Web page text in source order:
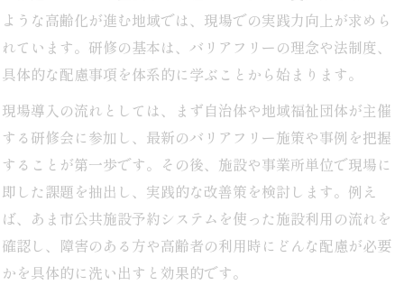
防災センターで学ぶバリアフリー対応力
地域福祉における研修の最新動向報告
地域福祉施策におけるバリアフリー研修の役割
行政が推進するバリアフリー研修の最新事情
障害福祉課が注目する研修トレンド解説
あま市コミュニティー施策とバリアフリー研修
防災とバリアフリー研修の連携ポイント
安心な暮らしを支えるバリアフリーの必要性
多様な世代に不可欠なバリアフリーの意義
ような高齢化が進む地域では、現場での実践力向上が求めら
れています。研修の基本は、バリアフリーの理念や法制度、
具体的な配慮事項を体系的に学ぶことから始まります。
現場導入の流れとしては、まず自治体や地域福祉団体が主催
する研修会に参加し、最新のバリアフリー施策や事例を把握
することが第一歩です。その後、施設や事業所単位で現場に
即した課題を抽出し、実践的な改善策を検討します。例え
ば、あま市公共施設予約システムを使った施設利用の流れを
確認し、障害のある方や高齢者の利用時にどんな配慮が必要
かを具体的に洗い出すと効果的です。